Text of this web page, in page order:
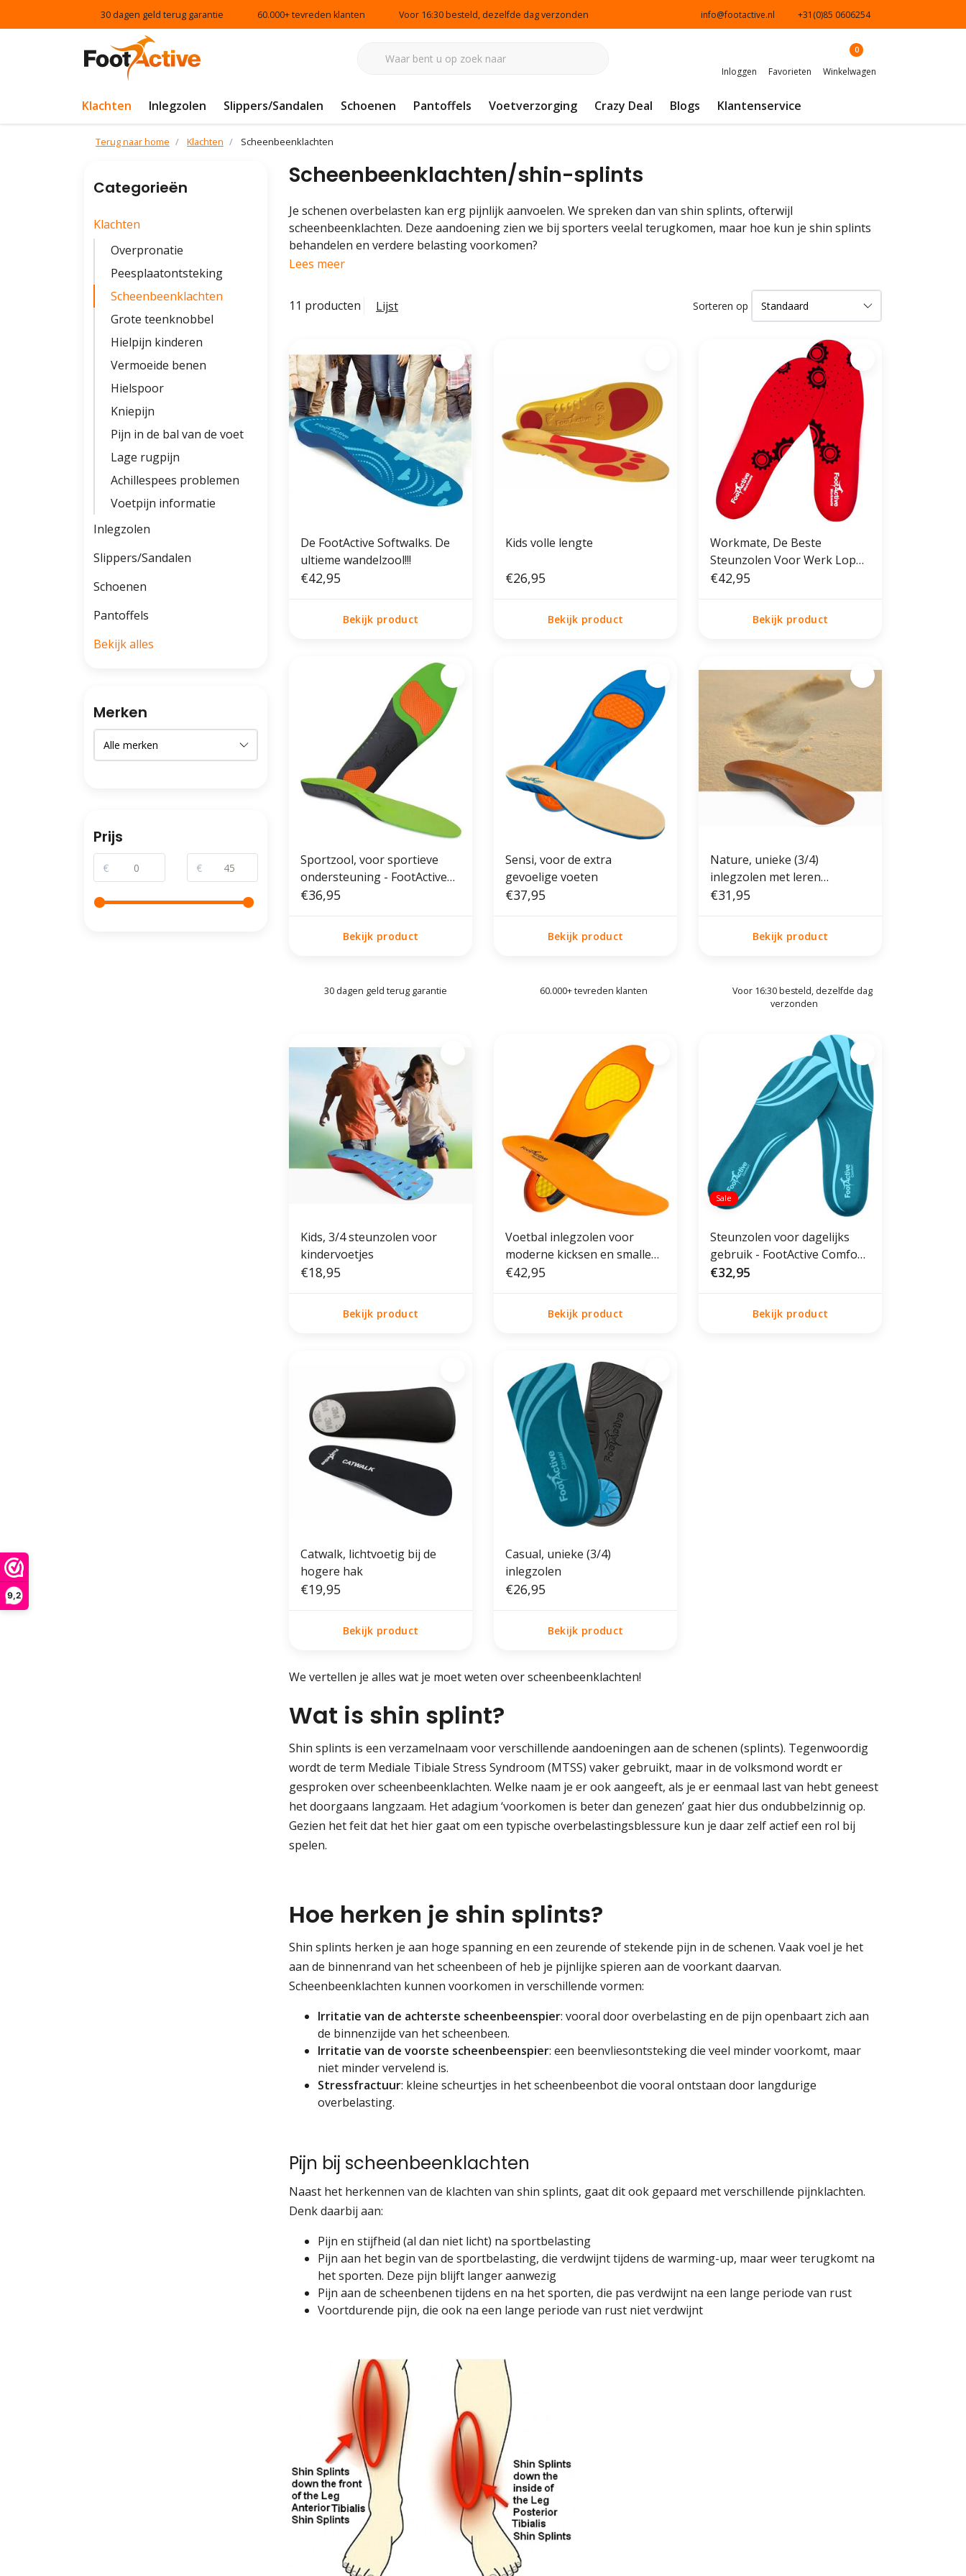
9,2
30 dagen geld terug garantie 60.000+ tevreden klanten Voor 16:30 besteld, dezelfde dag verzonden info@footactive.nl +31(0)85 0606254
Inloggen Favorieten
0
Winkelwagen
Klachten Inlegzolen Slippers/Sandalen Schoenen Pantoffels Voetverzorging Crazy Deal Blogs Klantenservice
Terug naar home Klachten Scheenbeenklachten
Scheenbeenklachten/shin-splints
Je schenen overbelasten kan erg pijnlijk aanvoelen. We spreken dan van shin splints, ofterwijl
scheenbeenklachten. Deze aandoening zien we bij sporters veelal terugkomen, maar hoe kun je shin splints
behandelen en verdere belasting voorkomen?
Lees meer
11 producten Lijst Sorteren op
De FootActive Softwalks. De
ultieme wandelzool!!!
€42,95
Bekijk product
Kids volle lengte
€26,95
Bekijk product
Workmate, De Beste
Steunzolen Voor Werk Lopen
Staan
€42,95
Bekijk product
Sportzool, voor sportieve
ondersteuning - FootActive
sportzolen
€36,95
Bekijk product
Sensi, voor de extra
gevoelige voeten
€37,95
Bekijk product
Nature, unieke (3/4)
inlegzolen met leren
bovenlaag
€31,95
Bekijk product
30 dagen geld terug garantie 60.000+ tevreden klanten
Voor 16:30 besteld, dezelfde dag
verzonden
Kids, 3/4 steunzolen voor
kindervoetjes
€18,95
Bekijk product
Voetbal inlegzolen voor
moderne kicksen en smalle
sportschoenen
€42,95
Bekijk product
Sale
Steunzolen voor dagelijks
gebruik - FootActive Comfort
Steunzolen
€32,95
Bekijk product
Catwalk, lichtvoetig bij de
hogere hak
€19,95
Bekijk product
Casual, unieke (3/4)
inlegzolen
€26,95
Bekijk product
We vertellen je alles wat je moet weten over scheenbeenklachten!
Wat is shin splint?
Shin splints is een verzamelnaam voor verschillende aandoeningen aan de schenen (splints). Tegenwoordig
wordt de term Mediale Tibiale Stress Syndroom (MTSS) vaker gebruikt, maar in de volksmond wordt er
gesproken over scheenbeenklachten. Welke naam je er ook aangeeft, als je er eenmaal last van hebt geneest
het doorgaans langzaam. Het adagium ‘voorkomen is beter dan genezen’ gaat hier dus ondubbelzinnig op.
Gezien het feit dat het hier gaat om een typische overbelastingsblessure kun je daar zelf actief een rol bij
spelen.
Hoe herken je shin splints?
Shin splints herken je aan hoge spanning en een zeurende of stekende pijn in de schenen. Vaak voel je het
aan de binnenrand van het scheenbeen of heb je pijnlijke spieren aan de voorkant daarvan.
Scheenbeenklachten kunnen voorkomen in verschillende vormen:
Irritatie van de achterste scheenbeenspier: vooral door overbelasting en de pijn openbaart zich aan
de binnenzijde van het scheenbeen.
Irritatie van de voorste scheenbeenspier: een beenvliesontsteking die veel minder voorkomt, maar
niet minder vervelend is.
Stressfractuur: kleine scheurtjes in het scheenbeenbot die vooral ontstaan door langdurige
overbelasting.
Pijn bij scheenbeenklachten
Naast het herkennen van de klachten van shin splints, gaat dit ook gepaard met verschillende pijnklachten.
Denk daarbij aan:
Pijn en stijfheid (al dan niet licht) na sportbelasting
Pijn aan het begin van de sportbelasting, die verdwijnt tijdens de warming-up, maar weer terugkomt na
het sporten. Deze pijn blijft langer aanwezig
Pijn aan de scheenbenen tijdens en na het sporten, die pas verdwijnt na een lange periode van rust
Voortdurende pijn, die ook na een lange periode van rust niet verdwijnt
Categorieën
Klachten
Overpronatie
Peesplaatontsteking
Scheenbeenklachten
Grote teenknobbel
Hielpijn kinderen
Vermoeide benen
Hielspoor
Kniepijn
Pijn in de bal van de voet
Lage rugpijn
Achillespees problemen
Voetpijn informatie
Inlegzolen
Slippers/Sandalen
Schoenen
Pantoffels
Bekijk alles
Merken
Prijs
€ €